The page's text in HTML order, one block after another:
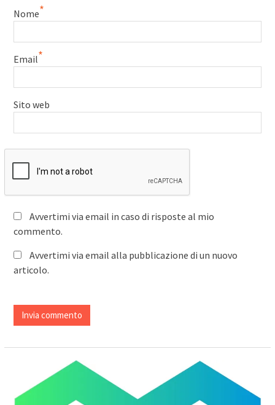
Nome*
Email*
Sito web
Avvertimi via email in caso di risposte al mio
commento.
Avvertimi via email alla pubblicazione di un nuovo
articolo.